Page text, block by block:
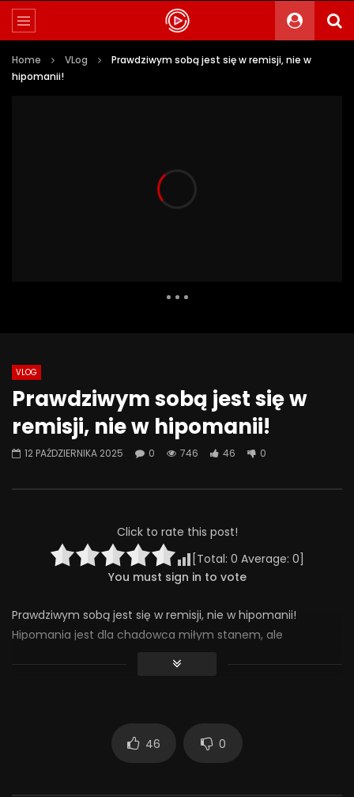
Home VLog
Prawdziwym sobą jest się w remisji, nie w
hipomanii!
Alkohol, leki antydepresyjne (SSRI)
i benzodiazepiny – FATALNE
połączenie? | Misja Psychiatria
#143
0
649 44 0
Wesołych świąt!
23 GRUDNIA 2025
0
VLOG
Prawdziwym sobą jest się w
remisji, nie w hipomanii!
12 PAŹDZIERNIKA 2025 0 746 46 0
Click to rate this post!
[Total: 0 Average: 0]
You must sign in to vote
Prawdziwym sobą jest się w remisji, nie w hipomanii!
Hipomania jest dla chadowca miłym stanem, ale
46 0